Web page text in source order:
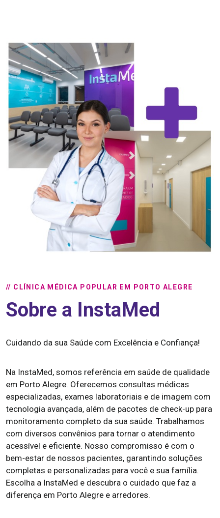
// CLÍNICA MÉDICA POPULAR EM PORTO ALEGRE
Sobre a InstaMed
Cuidando da sua Saúde com Excelência e Confiança!
Na InstaMed, somos referência em saúde de qualidade
em Porto Alegre. Oferecemos consultas médicas
especializadas, exames laboratoriais e de imagem com
tecnologia avançada, além de pacotes de check-up para
monitoramento completo da sua saúde. Trabalhamos
com diversos convênios para tornar o atendimento
acessível e eficiente. Nosso compromisso é com o
bem-estar de nossos pacientes, garantindo soluções
completas e personalizadas para você e sua família.
Escolha a InstaMed e descubra o cuidado que faz a
diferença em Porto Alegre e arredores.